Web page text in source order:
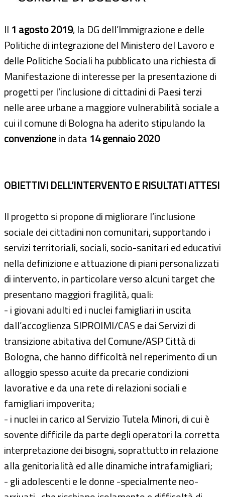
Il 1 agosto 2019, la DG dell’Immigrazione e delle
Politiche di integrazione del Ministero del Lavoro e
delle Politiche Sociali ha pubblicato una richiesta di
Manifestazione di interesse per la presentazione di
progetti per l’inclusione di cittadini di Paesi terzi
nelle aree urbane a maggiore vulnerabilità sociale a
cui il comune di Bologna ha aderito stipulando la
convenzionein data 14 gennaio 2020
OBIETTIVI DELL’INTERVENTO E RISULTATI ATTESI
Il progetto si propone di migliorare l’inclusione
sociale dei cittadini non comunitari, supportando i
servizi territoriali, sociali, socio-sanitari ed educativi
nella definizione e attuazione di piani personalizzati
di intervento, in particolare verso alcuni target che
presentano maggiori fragilità, quali:
- i giovani adulti ed i nuclei famigliari in uscita
dall’accoglienza SIPROIMI/CAS e dai Servizi di
transizione abitativa del Comune/ASP Città di
Bologna, che hanno difficoltà nel reperimento di un
alloggio spesso acuite da precarie condizioni
lavorative e da una rete di relazioni sociali e
famigliari impoverita;
- i nuclei in carico al Servizio Tutela Minori, di cui è
sovente difficile da parte degli operatori la corretta
interpretazione dei bisogni, soprattutto in relazione
alla genitorialità ed alle dinamiche intrafamigliari;
- gli adolescenti e le donne -specialmente neo-